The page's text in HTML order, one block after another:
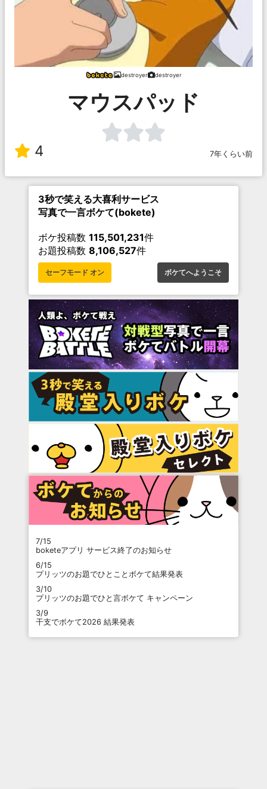
destroyer destroyer
マウスパッド
4 7年くらい前
3秒で笑える大喜利サービス
写真で一言ボケて(bokete)
ボケ投稿数 115,501,231件
お題投稿数 8,106,527件
セーフモード オン ボケてへようこそ
7/15
boketeアプリ サービス終了のお知らせ
6/15
プリッツのお題でひとことボケて結果発表
3/10
プリッツのお題でひと言ボケて キャンペーン
3/9
干支でボケて2026 結果発表